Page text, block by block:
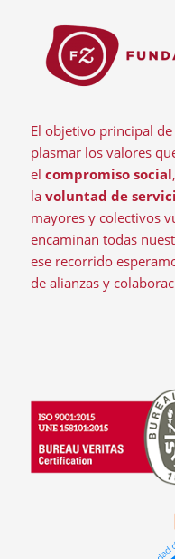
El objetivo principal
plasmar los valores
el compromiso social
la voluntad de
mayores y colectivos
encaminan todas
ese recorrido
de alianzas y